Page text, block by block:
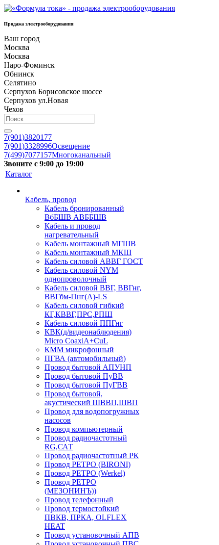
Продажа электрооборудования
Ваш город
Москва
Москва
Наро-Фоминск
Обнинск
Селятино
Серпухов Борисовское шоссе
Серпухов ул.Новая
Чехов
7(901)3820177
7(901)3328996Освещение
7(499)7077157Многоканальный
Звоните с 9:00 до 19:00
Каталог
Кабель, провод
Кабель бронированный
ВбБШВ АВББШВ
Кабель и провод
нагревательный
Кабель монтажный МГШВ
Кабель монтажный МКШ
Кабель силовой АВВГ ГОСТ
Кабель силовой NYM
однопроволочный
Кабель силовой ВВГ, ВВГнг,
ВВГбм-Пнг(А)-LS
Кабель силовой гибкий
КГ,КВВГ,ПРС,РПШ
Кабель силовой ППГнг
КВК(д/видеонаблюдения)
Micro CoaxiA+CuL
КММ микрофонный
ПГВА (автомобильный)
Провод бытовой АПУНП
Провод бытовой ПуВВ
Провод бытовой ПуГВВ
Провод бытовой,
акустический ШВВП,ШВП
Провод для водопогружных
насосов
Провод компьютерный
Провод радиочастотный
RG,САТ
Провод радиочастотный РК
Провод РЕТРО (BIRONI)
Провод РЕТРО (Werkel)
Провод РЕТРО
(МЕЗОНИНЪ))
Провод телефонный
Провод термостойкий
ПВКВ, ПРКА, OLFLEX
HEAT
Провод установочный АПВ